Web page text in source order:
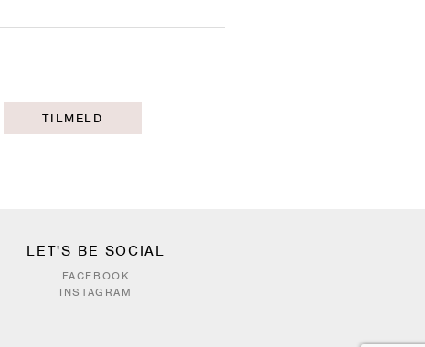
TILMELD
LET'S BE SOCIAL
FACEBOOK
INSTAGRAM